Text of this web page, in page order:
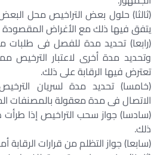
(ثالثا) حلول بعض التراخيص محل البعض
يتفق فيها ذلك مع الأغراض المقصودة
(رابعا) تحديد مدة للفصل فى طلبات
وتحديد مدة أخرى لاعتبار الترخيص
تعترض فيها الرقابة على ذلك.
(خامسا) تحديد مدة لسريان
الاتصال فى مدة معقولة بالمصنفات
(سادسا) جواز سحب التراخيص إذا
ذلك.
(سابعا) جواز التظلم من قرارات الرقابة